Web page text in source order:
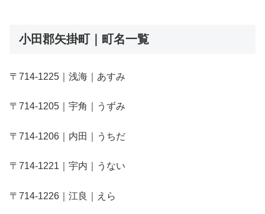
小田郡矢掛町｜町名一覧
〒714-1225｜浅海｜あすみ
〒714-1205｜宇角｜うずみ
〒714-1206｜内田｜うちだ
〒714-1221｜宇内｜うない
〒714-1226｜江良｜えら